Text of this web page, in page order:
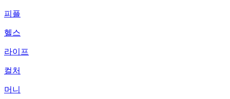
피플
헬스
라이프
컬처
머니